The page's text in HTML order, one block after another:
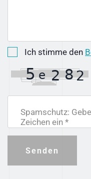
Ich stimme den
Spamschutz:
Zeichen ein *
Senden